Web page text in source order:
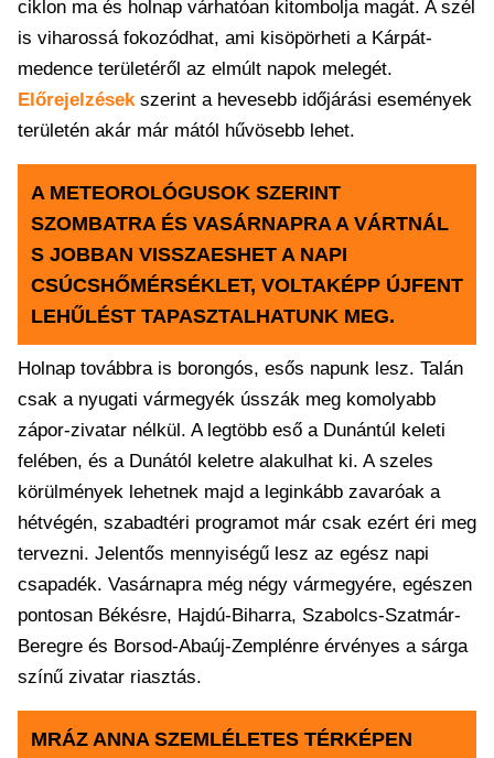
ciklon ma és holnap várhatóan kitombolja magát. A szél
is viharossá fokozódhat, ami kisöpörheti a Kárpát-
medence területéről az elmúlt napok melegét.
Előrejelzések szerint a hevesebb időjárási események
területén akár már mától hűvösebb lehet.
A METEOROLÓGUSOK SZERINT
SZOMBATRA ÉS VASÁRNAPRA A VÁRTNÁL
S JOBBAN VISSZAESHET A NAPI
CSÚCSHŐMÉRSÉKLET, VOLTAKÉPP ÚJFENT
LEHŰLÉST TAPASZTALHATUNK MEG.
Holnap továbbra is borongós, esős napunk lesz. Talán
csak a nyugati vármegyék ússzák meg komolyabb
zápor-zivatar nélkül. A legtöbb eső a Dunántúl keleti
felében, és a Dunától keletre alakulhat ki. A szeles
körülmények lehetnek majd a leginkább zavaróak a
hétvégén, szabadtéri programot már csak ezért éri meg
tervezni. Jelentős mennyiségű lesz az egész napi
csapadék. Vasárnapra még négy vármegyére, egészen
pontosan Békésre, Hajdú-Biharra, Szabolcs-Szatmár-
Beregre és Borsod-Abaúj-Zemplénre érvényes a sárga
színű zivatar riasztás.
MRÁZ ANNA SZEMLÉLETES TÉRKÉPEN